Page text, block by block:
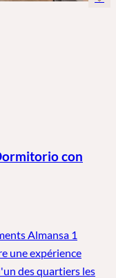
con
Almansa 1
une expérience
des quartiers les